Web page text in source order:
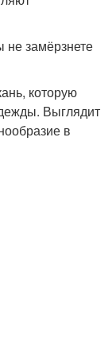
юбки
пуховиками
замёрзнете
которую
Выглядит
в